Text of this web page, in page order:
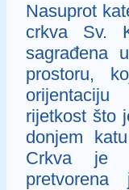
Nasuprot
crkva Sv.
sagrađena
prostoru,
rijetkost što
donjem
Crkva je